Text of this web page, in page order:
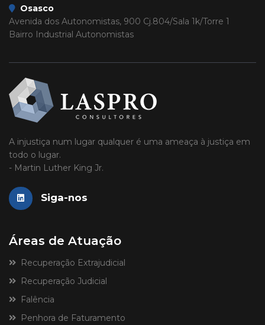
Osasco
Avenida dos Autonomistas, 900 Cj.804/Sala 1k/Torre 1
Bairro Industrial Autonomistas
A injustiça num lugar qualquer é uma ameaça à justiça em
todo o lugar.
- Martin Luther King Jr.
Siga-nos
Áreas de Atuação
Recuperação Extrajudicial
Recuperação Judicial
Falência
Penhora de Faturamento